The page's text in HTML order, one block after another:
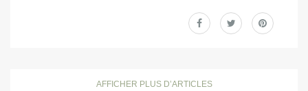
AFFICHER PLUS D’ARTICLES